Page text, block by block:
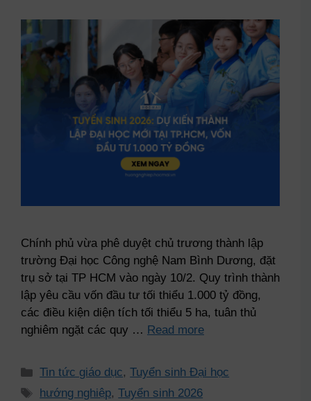
Chính phủ vừa phê duyệt chủ trương thành lập
trường Đại học Công nghệ Nam Bình Dương, đặt
trụ sở tại TP HCM vào ngày 10/2. Quy trình thành
lập yêu cầu vốn đầu tư tối thiểu 1.000 tỷ đồng,
các điều kiện diện tích tối thiểu 5 ha, tuân thủ
nghiêm ngặt các quy … Read more
Tin tức giáo dục,Tuyển sinh Đại học
hướng nghiệp,Tuyển sinh 2026